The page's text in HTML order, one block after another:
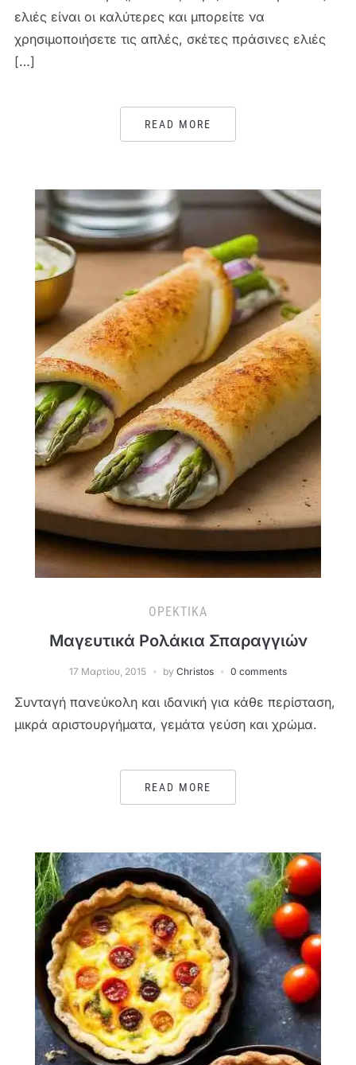
ελιές είναι οι καλύτερες και μπορείτε να
χρησιμοποιήσετε τις απλές, σκέτες πράσινες ελιές
[…]
READ MORE
ΟΡΕΚΤΙΚΆ
Μαγευτικά Ρολάκια Σπαραγγιών
17 Μαρτίου, 2015 by Christos 0 comments
Συνταγή πανεύκολη και ιδανική για κάθε περίσταση,
μικρά αριστουργήματα, γεμάτα γεύση και χρώμα.
READ MORE